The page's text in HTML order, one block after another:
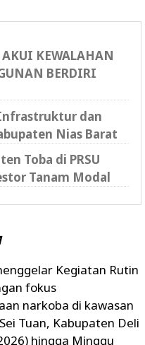
KEWALAHAN
BERDIRI
dan
Nias Barat
Toba di PRSU
Tanam Modal
Kegiatan Rutin
fokus
narkoba di kawasan
Tuan, Kabupaten Deli
hingga Minggu